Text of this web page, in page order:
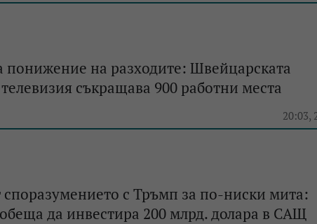
понижение на разходите: Швейцарската
съкращава 900 работни места
20:03,
споразумението с Тръмп за по-ниски мита:
да инвестира 200 млрд. долара в САЩ